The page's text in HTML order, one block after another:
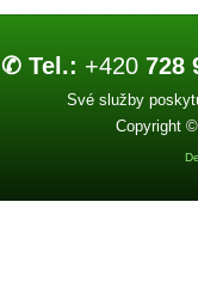
✆ Tel.: +420 728
Své služby
Copyright